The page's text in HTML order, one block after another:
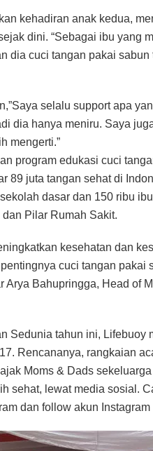
kehadiran anak kedua,
dini. “Sebagai ibu yang
dia cuci tangan pakai
selalu support apa
dia hanya meniru. Saya
mengerti.”
program edukasi cuci
89 juta tangan sehat di
dasar dan 150 ribu
Pilar Rumah Sakit.
kesehatan dan
cuci tangan pakai
Arya Bahupringga, Head of
Sedunia tahun ini, Lifebuoy
Rencananya, rangkaian
Moms & Dads
sehat, lewat media sosial.
dan follow akun